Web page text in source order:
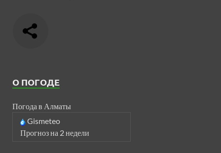
О ПОГОДЕ
Погода в Алматы
Gismeteo
Прогноз на 2 недели